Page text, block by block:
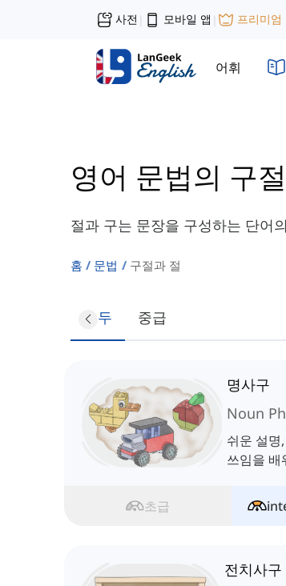
사전 | 모바일 앱 | 프리미엄
어휘
영어 문법의 구
절과 구는 문장을 구성하는 단어
홈 문법 구절과 절
모두 중급
명사구
Noun
쉬운 설명
쓰임을 배
초급
전치사구